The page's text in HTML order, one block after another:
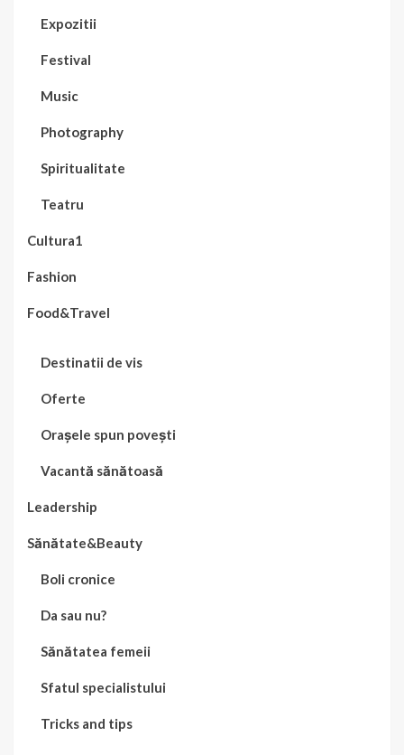
Expozitii
Festival
Music
Photography
Spiritualitate
Teatru
Cultura1
Fashion
Food&Travel
Destinatii de vis
Oferte
Orașele spun povești
Vacantă sănătoasă
Leadership
Sănătate&Beauty
Boli cronice
Da sau nu?
Sănătatea femeii
Sfatul specialistului
Tricks and tips